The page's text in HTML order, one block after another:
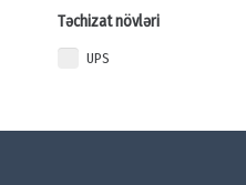
Təchizat növləri
UPS